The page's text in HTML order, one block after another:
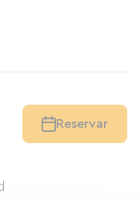
Reservar